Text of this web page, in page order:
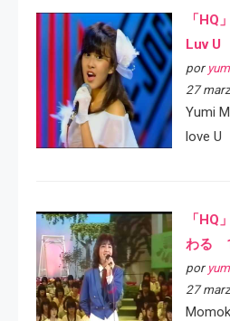
「HQ
Luv
por
27
Yumi
love U
「
わる
por
27